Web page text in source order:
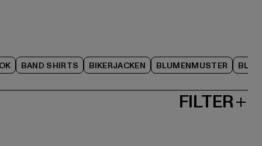
BAND SHIRTS BIKERJACKEN BLUMENMUSTER
FILTER